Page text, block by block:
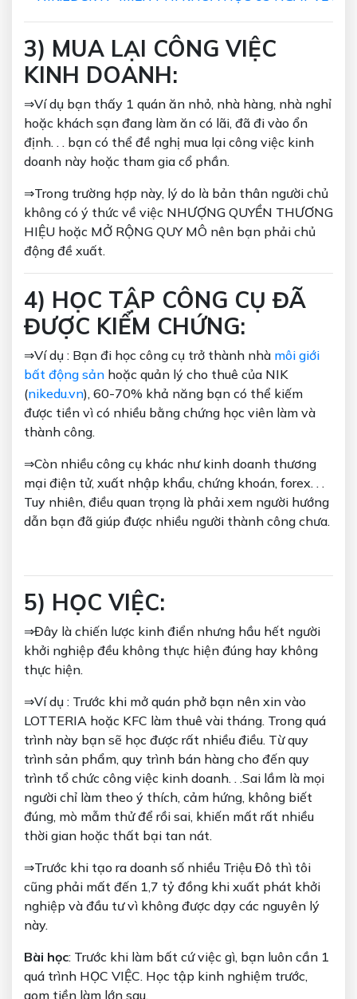
3) MUA LẠI CÔNG VIỆC
KINH DOANH:
⇒Ví dụ bạn thấy 1 quán ăn nhỏ, nhà hàng, nhà nghỉ
hoặc khách sạn đang làm ăn có lãi, đã đi vào ổn
định. . . bạn có thể đề nghị mua lại công việc kinh
doanh này hoặc tham gia cổ phần.
⇒Trong trường hợp này, lý do là bản thân người chủ
không có ý thức về việc NHƯỢNG QUYỀN THƯƠNG
HIỆU hoặc MỞ RỘNG QUY MÔ nên bạn phải chủ
động đề xuất.
4) HỌC TẬP CÔNG CỤ ĐÃ
ĐƯỢC KIỂM CHỨNG:
⇒Ví dụ : Bạn đi học công cụ trở thành nhà môi giới
bất động sản hoặc quản lý cho thuê của NIK
(nikedu.vn), 60-70% khả năng bạn có thể kiếm
được tiền vì có nhiều bằng chứng học viên làm và
thành công.
⇒Còn nhiều công cụ khác như kinh doanh thương
mại điện tử, xuất nhập khẩu, chứng khoán, forex. . .
Tuy nhiên, điều quan trọng là phải xem người hướng
dẫn bạn đã giúp được nhiều người thành công chưa.
5) HỌC VIỆC:
⇒Đây là chiến lược kinh điển nhưng hầu hết người
khởi nghiệp đều không thực hiện đúng hay không
thực hiện.
⇒Ví dụ : Trước khi mở quán phở bạn nên xin vào
LOTTERIA hoặc KFC làm thuê vài tháng. Trong quá
trình này bạn sẽ học được rất nhiều điều. Từ quy
trình sản phẩm, quy trình bán hàng cho đến quy
trình tổ chức công việc kinh doanh. . .Sai lầm là mọi
người chỉ làm theo ý thích, cảm hứng, không biết
đúng, mò mẫm thử để rồi sai, khiến mất rất nhiều
thời gian hoặc thất bại tan nát.
⇒Trước khi tạo ra doanh số nhiều Triệu Đô thì tôi
cũng phải mất đến 1,7 tỷ đồng khi xuất phát khởi
nghiệp và đầu tư vì không được dạy các nguyên lý
này.
Bài học: Trước khi làm bất cứ việc gì, bạn luôn cần 1
quá trình HỌC VIỆC. Học tập kinh nghiệm trước,
gom tiền làm lớn sau.